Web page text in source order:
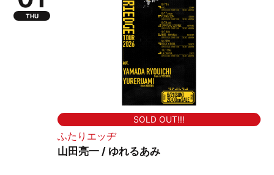
THU
SOLD OUT!!!
ふたりエッヂ
山田亮一 / ゆれるあみ